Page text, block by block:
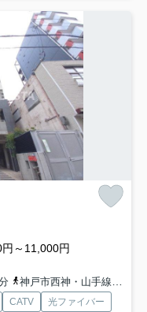
～11,000円
神戸市西神・山手線「湊川公園」駅 徒歩6分
CATV
光ファイバー